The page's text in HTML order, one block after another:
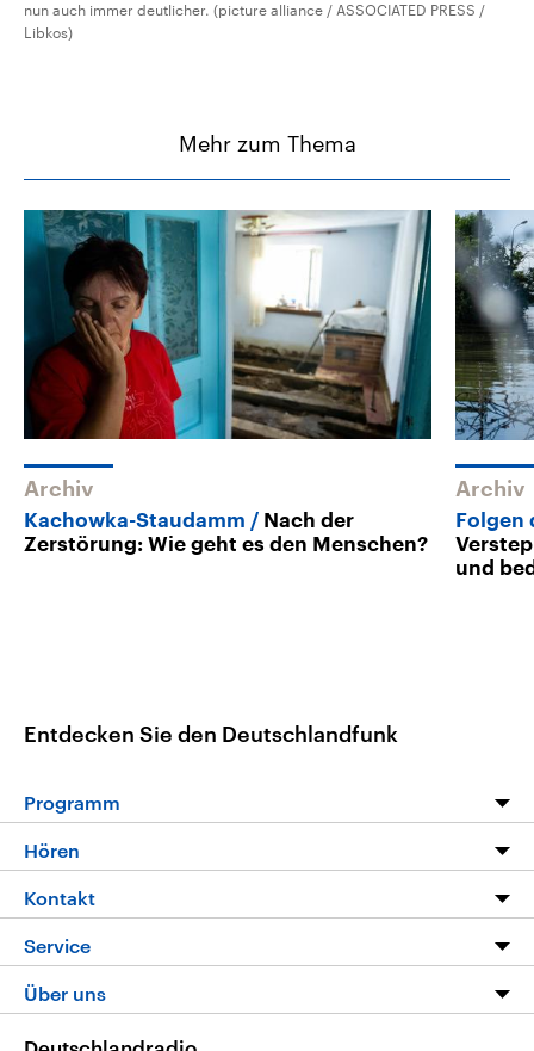
nun auch immer deutlicher. (picture alliance / ASSOCIATED PRESS /
Libkos)
Mehr zum Thema
Archiv
Kachowka-Staudamm
Nach der
Zerstörung: Wie geht es den Menschen?
Archiv
Folgen
und
Entdecken Sie den Deutschlandfunk
Programm
Programm
Die Nachrichten
Nachrichtenleicht
Neue Beiträge auf dlf.de
Hören
Livestream
Podcasts
Deutschlandfunk App
Nachrichten App
Kontakt
Hörerservice
Service
FAQ
Über uns